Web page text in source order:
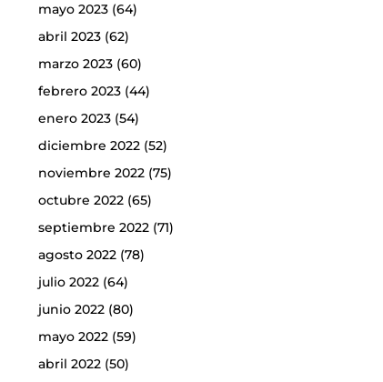
mayo 2023(64)
abril 2023(62)
marzo 2023(60)
febrero 2023(44)
enero 2023(54)
diciembre 2022(52)
noviembre 2022(75)
octubre 2022(65)
septiembre 2022(71)
agosto 2022(78)
julio 2022(64)
junio 2022(80)
mayo 2022(59)
abril 2022(50)